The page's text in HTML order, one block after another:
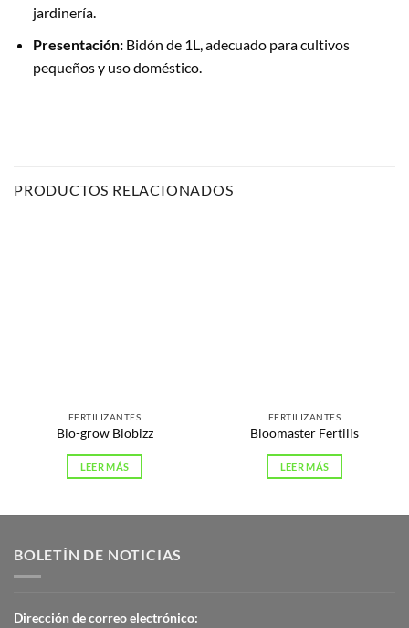
jardinería.
Presentación:Bidón de 1L, adecuado para cultivos
pequeños y uso doméstico.
PRODUCTOS RELACIONADOS
FERTILIZANTES
Bio-grow Biobizz
LEER MÁS
FERTILIZANTES
Bloomaster Fertilis
LEER MÁS
BOLETÍN DE NOTICIAS
Dirección de correo electrónico: